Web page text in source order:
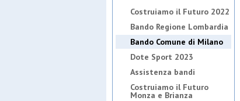
Costruiamo il Futuro 2022
Bando Regione Lombardia
Bando Comune di Milano
Dote Sport 2023
Assistenza bandi
Costruiamo il Futuro
Monza e Brianza